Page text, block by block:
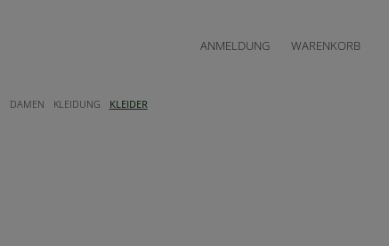
ANMELDUNG WARENKORB
DAMEN KLEIDUNG KLEIDER